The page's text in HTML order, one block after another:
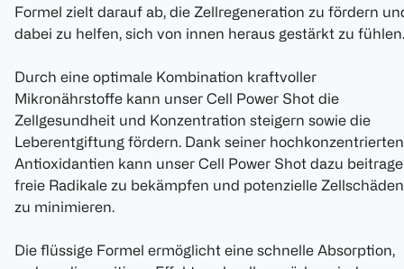
Formel zielt darauf ab, die Zellregeneration zu fördern
dabei zu helfen, sich von innen heraus gestärkt zu fühlen.
Durch eine optimale Kombination kraftvoller
Mikronährstoffe kann unser Cell Power Shot die
Zellgesundheit und Konzentration steigern sowie die
Leberentgiftung fördern. Dank seiner hochkonzentrierten
Antioxidantien kann unser Cell Power Shot dazu
freie Radikale zu bekämpfen und potenzielle Zellschäden
zu minimieren.
Die flüssige Formel ermöglicht eine schnelle Absorption,